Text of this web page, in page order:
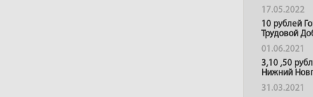
17.05.2022
10 рублей
Трудовой
01.06.2021
3,10 ,50
Нижний
31.03.2021